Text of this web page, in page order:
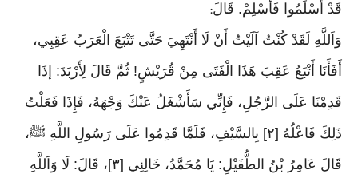
قَدْ أَسْلَمُوا فَأَسْلِمْ. قَالَ:
وَاَللَّهِ لَقَدْ كُنْتُ آلَيْتُ أَنْ لَا أَنْتَهِيَ حَتَّى تَتْبَعَ الْعَرَبُ عَقِبِي،
أَفَأَنَا أَتْبَعُ عَقِبَ هَذَا الْفَتَى مِنْ قُرَيْشٍ! ثُمَّ قَالَ لِأَرْبَدَ: إذَا
قَدِمْنَا عَلَى الرَّجُلِ، فَإِنِّي سَأَشْغَلُ عَنْكَ وَجْهَهُ، فَإِذَا فَعَلْتُ
ذَلِكَ فَاعْلُهُ [٢] بِالسَّيْفِ، فَلَمَّا قَدِمُوا عَلَى رَسُولِ اللَّهِ ﷺ،
قَالَ عَامِرُ بْنُ الطُّفَيْلِ: يَا مُحَمَّدُ، خَالِنِي [٣]، قَالَ: لَا وَاَللَّهِ